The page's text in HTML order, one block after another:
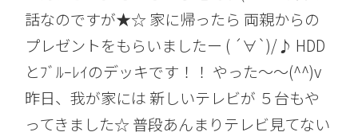
話なのですが★☆ 家に帰ったら 両親からの
プレゼントをもらいましたー ( ´∀`)/♪ HDD
とﾌﾞﾙｰﾚｲのデッキです！！ やった〜〜(^^)v
昨日、我が家には 新しいテレビが ５台もや
ってきました☆ 普段あんまりテレビ見てない